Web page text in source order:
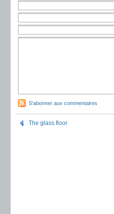
S'abonner aux commentaires
The glass floor